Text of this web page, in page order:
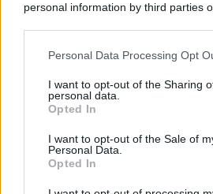
personal information by third parties
This information may also be
further disclose it to other third
Please note that this website/app
services and may gather and store
not limited to your visit or usage
grant or deny consent to Google and
Personal Data Processing Opt
I want to opt-out of the Sharing
personal data.
Opted In
I want to opt-out of the Sale of
Personal Data.
Opted In